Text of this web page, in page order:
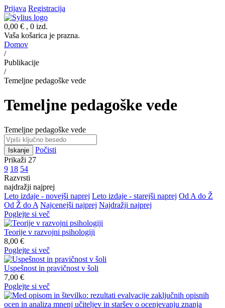
Prijava Registracija
0,00 € , 0 izd.
Vaša košarica je prazna.
Domov
/
Publikacije
/
Temeljne pedagoške vede
Temeljne pedagoške vede
Temeljne pedagoške vede
Iskanje
Počisti
Prikaži 27
9 18 54
Razvrsti
najdražji najprej
Leto izdaje - novejši naprej Leto izdaje - starejši naprej Od A do Ž
Od Ž do A Najcenejši najprej Najdražji najprej
Poglejte si več
Teorije v razvojni psihologiji
8,00 €
Poglejte si več
Uspešnost in pravičnost v šoli
7,00 €
Poglejte si več